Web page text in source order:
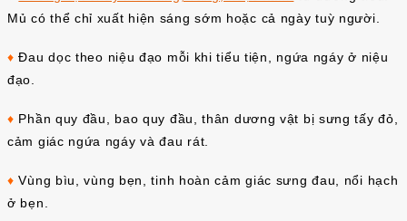
Mủ có thể chỉ xuất hiện sáng sớm hoặc cả ngày tuỳ người.
♦ Đau dọc theo niệu đạo mỗi khi tiểu tiện, ngứa ngáy ở niệu
đạo.
♦ Phần quy đầu, bao quy đầu, thân dương vật bị sưng tấy đỏ,
cảm giác ngứa ngáy và đau rát.
♦ Vùng bìu, vùng bẹn, tinh hoàn cảm giác sưng đau, nổi hạch
ở bẹn.